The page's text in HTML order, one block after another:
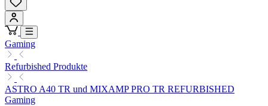
Gaming
Refurbished Produkte
ASTRO A40 TR und MIXAMP PRO TR REFURBISHED
Gaming